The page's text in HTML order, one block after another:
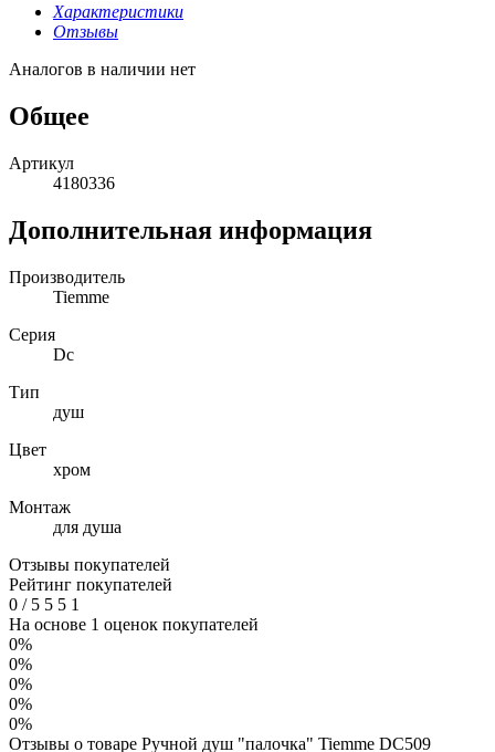
Характеристики
Отзывы
Аналогов в наличии нет
Общее
Артикул
4180336
Дополнительная информация
Производитель
Tiemme
Серия
Dc
Тип
душ
Цвет
хром
Монтаж
для душа
Отзывы покупателей
Рейтинг покупателей
0 /5 5 5 1
На основе 1 оценок покупателей
0%
0%
0%
0%
0%
Отзывы о товаре Ручной душ "палочка" Tiemme DC509